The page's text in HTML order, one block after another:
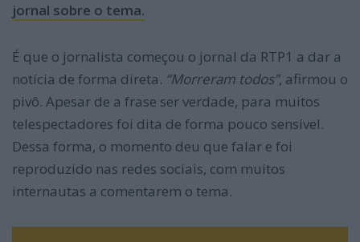
jornal sobre o tema.
É que o jornalista começou o jornal da RTP1 a dar a
notícia de forma direta. “Morreram todos”, afirmou o
pivô. Apesar de a frase ser verdade, para muitos
telespectadores foi dita de forma pouco sensível.
Dessa forma, o momento deu que falar e foi
reproduzido nas redes sociais, com muitos
internautas a comentarem o tema.